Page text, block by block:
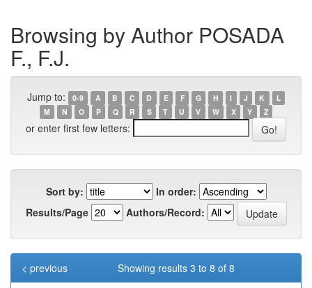
Browsing by Author POSADA
F., F.J.
Jump to: 0-9 A B C D E F G H I J K
L
M
N O P Q R S T U V W X Y Z
or enter first few letters:
Sort by:
In order:
Results/Page
Authors/Record:
Showing results 3 to 8 of 8
< previous